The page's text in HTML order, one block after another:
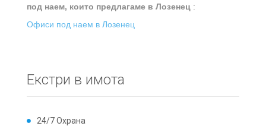
под наем, които предлагаме в Лозенец :
Офиси под наем в Лозенец
Екстри в имота
24/7 Охрана